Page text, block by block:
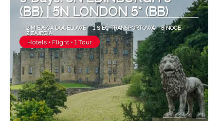
(BB) | 5N LONDON 5* (BB)
2 MIEJSCA DOCELOWE 1 SIEĆ TRANSPORTOWA 8 NOCE
2 ZAJĘCIA
Hotels + Flight + 1 Tour